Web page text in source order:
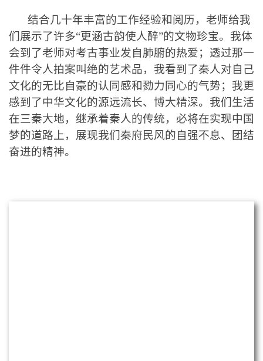
结合几十年丰富的工作经验和阅历，老师给我
们展示了许多“更涵古韵使人醉”的文物珍宝。我体
会到了老师对考古事业发自肺腑的热爱；透过那一
件件令人拍案叫绝的艺术品，我看到了秦人对自己
文化的无比自豪的认同感和勠力同心的气势；我更
感到了中华文化的源远流长、博大精深。 我们生活
在三秦大地，继承着秦人的传统，必将在实现中国
梦的道路上，展现我们秦府民风的自强不息、团结
奋进的精神。